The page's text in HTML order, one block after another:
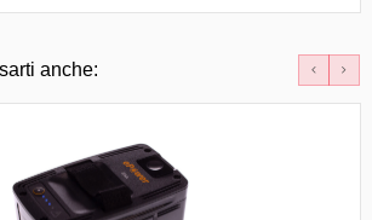
anche: